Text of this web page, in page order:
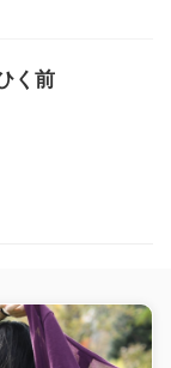
く前